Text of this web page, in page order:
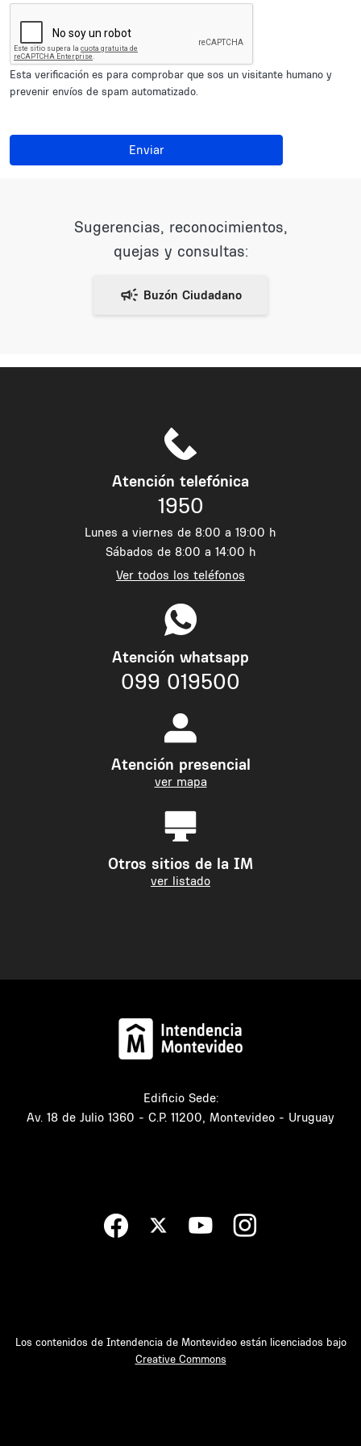
Esta verificación es para comprobar que sos un visitante humano y
prevenir envíos de spam automatizado.
Enviar
Sugerencias, reconocimientos,
quejas y consultas:
Atención telefónica
1950
Lunes a viernes de 8:00 a 19:00 h
Sábados de 8:00 a 14:00 h
Ver todos los teléfonos
Atención whatsapp
099 019500
Atención presencial
ver mapa
Otros sitios de la IM
ver listado
Edificio Sede:
Av. 18 de Julio 1360 - C.P. 11200, Montevideo - Uruguay
Los contenidos de Intendencia de Montevideo están licenciados bajo
Creative Commons